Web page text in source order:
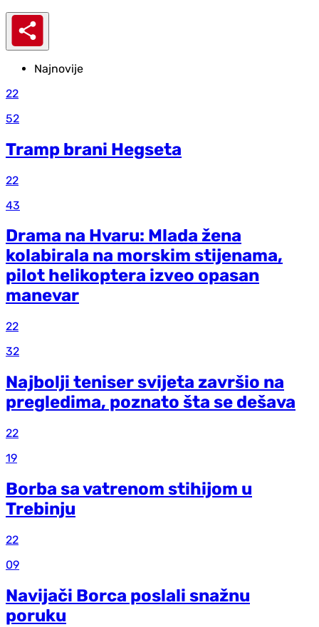
Najnovije
22
52
Tramp brani Hegseta
22
43
Drama na Hvaru: Mlada žena
kolabirala na morskim stijenama,
pilot helikoptera izveo opasan
manevar
22
32
Najbolji teniser svijeta završio na
pregledima, poznato šta se dešava
22
19
Borba sa vatrenom stihijom u
Trebinju
22
09
Navijači Borca poslali snažnu
poruku